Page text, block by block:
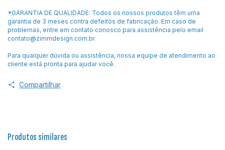
*GARANTIA DE QUALIDADE: Todos os nossos produtos têm uma
garantia de 3 meses contra defeitos de fabricação. Em caso de
problemas, entre em contato conosco para assistência pelo email
contato@zimmdesign.com.br
Para qualquer dúvida ou assistência, nossa equipe de atendimento ao
cliente está pronta para ajudar você.
Compartilhar
Produtos similares